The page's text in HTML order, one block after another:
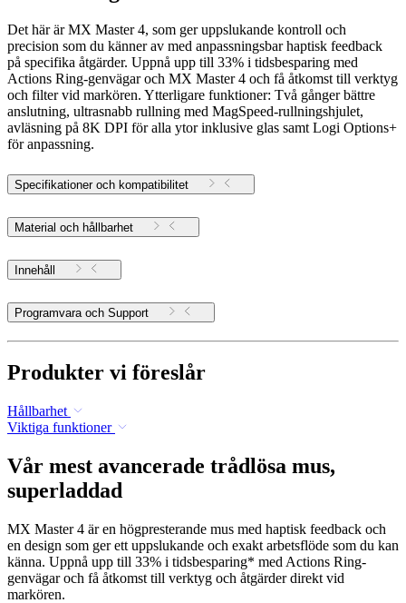
Det här är MX Master 4, som ger uppslukande kontroll och
precision som du känner av med anpassningsbar haptisk feedback
på specifika åtgärder. Uppnå upp till 33% i tidsbesparing med
Actions Ring-genvägar och MX Master 4 och få åtkomst till verktyg
och filter vid markören. Ytterligare funktioner: Två gånger bättre
anslutning, ultrasnabb rullning med MagSpeed-rullningshjulet,
avläsning på 8K DPI för alla ytor inklusive glas samt Logi Options+
för anpassning.
Specifikationer och kompatibilitet
Material och hållbarhet
Innehåll
Programvara och Support
Produkter vi föreslår
Hållbarhet
Viktiga funktioner
Vår mest avancerade trådlösa mus,
superladdad
MX Master 4 är en högpresterande mus med haptisk feedback och
en design som ger ett uppslukande och exakt arbetsflöde som du kan
känna. Uppnå upp till 33% i tidsbesparing* med Actions Ring-
genvägar och få åtkomst till verktyg och åtgärder direkt vid
markören.